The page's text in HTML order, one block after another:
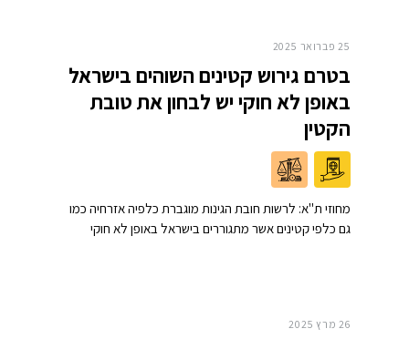
25 פברואר 2025
בטרם גירוש קטינים השוהים בישראל
באופן לא חוקי יש לבחון את טובת
הקטין
מחוזי ת"א: לרשות חובת הגינות מוגברת כלפיה אזרחיה כמו
גם כלפי קטינים אשר מתגוררים בישראל באופן לא חוקי
26 מרץ 2025